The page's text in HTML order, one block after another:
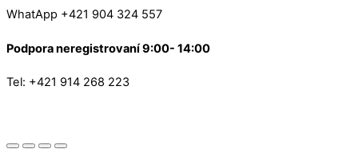
WhatApp +421 904 324 557
Podpora neregistrovaní 9:00- 14:00
Tel: +421 914 268 223